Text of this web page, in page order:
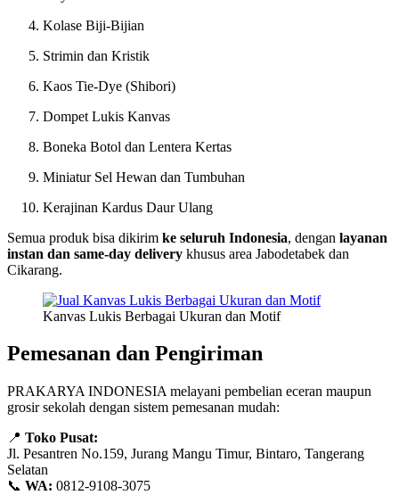
Kolase Biji-Bijian
Strimin dan Kristik
Kaos Tie-Dye (Shibori)
Dompet Lukis Kanvas
Boneka Botol dan Lentera Kertas
Miniatur Sel Hewan dan Tumbuhan
Kerajinan Kardus Daur Ulang
Semua produk bisa dikirim ke seluruh Indonesia, dengan layanan
instan dan same-day delivery khusus area Jabodetabek dan
Cikarang.
Kanvas Lukis Berbagai Ukuran dan Motif
Pemesanan dan Pengiriman
PRAKARYA INDONESIA melayani pembelian eceran maupun
grosir sekolah dengan sistem pemesanan mudah:
📍 Toko Pusat:
Jl. Pesantren No.159, Jurang Mangu Timur, Bintaro, Tangerang
Selatan
📞 WA: 0812-9108-3075